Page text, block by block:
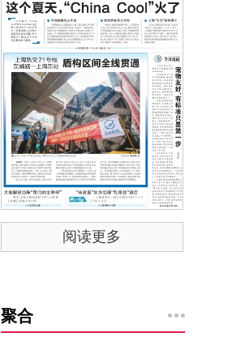
阅读更多
聚合